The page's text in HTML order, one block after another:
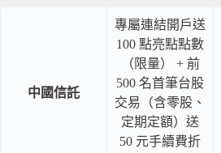
中國信託
專屬連結開戶送
100 點亮點點數
（限量） + 前
500 名首筆台股
交易（含零股、
定期定額）送
50 元手續費折